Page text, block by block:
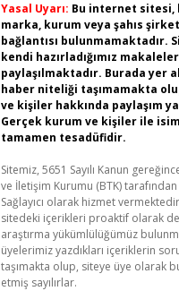
Yasal Uyarı: Bu internet sitesi,
marka, kurum veya şahıs
bağlantısı bulunmamaktadır.
kendi hazırladığımız makaleler
paylaşılmaktadır. Burada yer
haber niteliği taşımamakta
ve kişiler hakkında paylaşım
Gerçek kurum ve kişiler ile
tamamen tesadüfidir.
Sitemiz, 5651 Sayılı Kanun
ve İletişim Kurumu (BTK)
Sağlayıcı olarak hizmet
sitedeki içerikleri proaktif olarak
araştırma yükümlülüğümüz
üyelerimiz yazdıkları içeriklerin
taşımakta olup, siteye üye olarak
etmiş sayılırlar.